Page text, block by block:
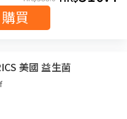
購買
美國 益生菌